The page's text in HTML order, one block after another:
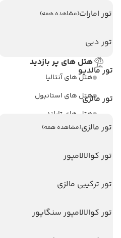
تور امارات(مشاهده همه)
تور دبی
تور مالدیو
تور مالزی
تور مالزی(مشاهده همه)
تور کوالالامپور
تور ترکیبی مالزی
تور کوالالامپور سنگاپور
تماس با ما
هتل های پر بازدید
هتل های آنتالیا
هتل های استانبول
هتل های تایلند
هتل های اندونزی
هتل های سریلانکا
تورهای پربازدید
تور آنتالیا